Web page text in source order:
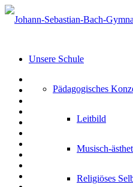
Unsere Schule
Pädagogisches
Leitbild
Musisch-
Religiöses